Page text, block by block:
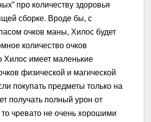
про количеству здоровья
сборке. Вроде бы, с
очков маны, Хилос будет
количество очков
Хилос имеет маленькие
физической и магической
покупать предметы только на
получать полный урон от
то чревато не очень хорошими